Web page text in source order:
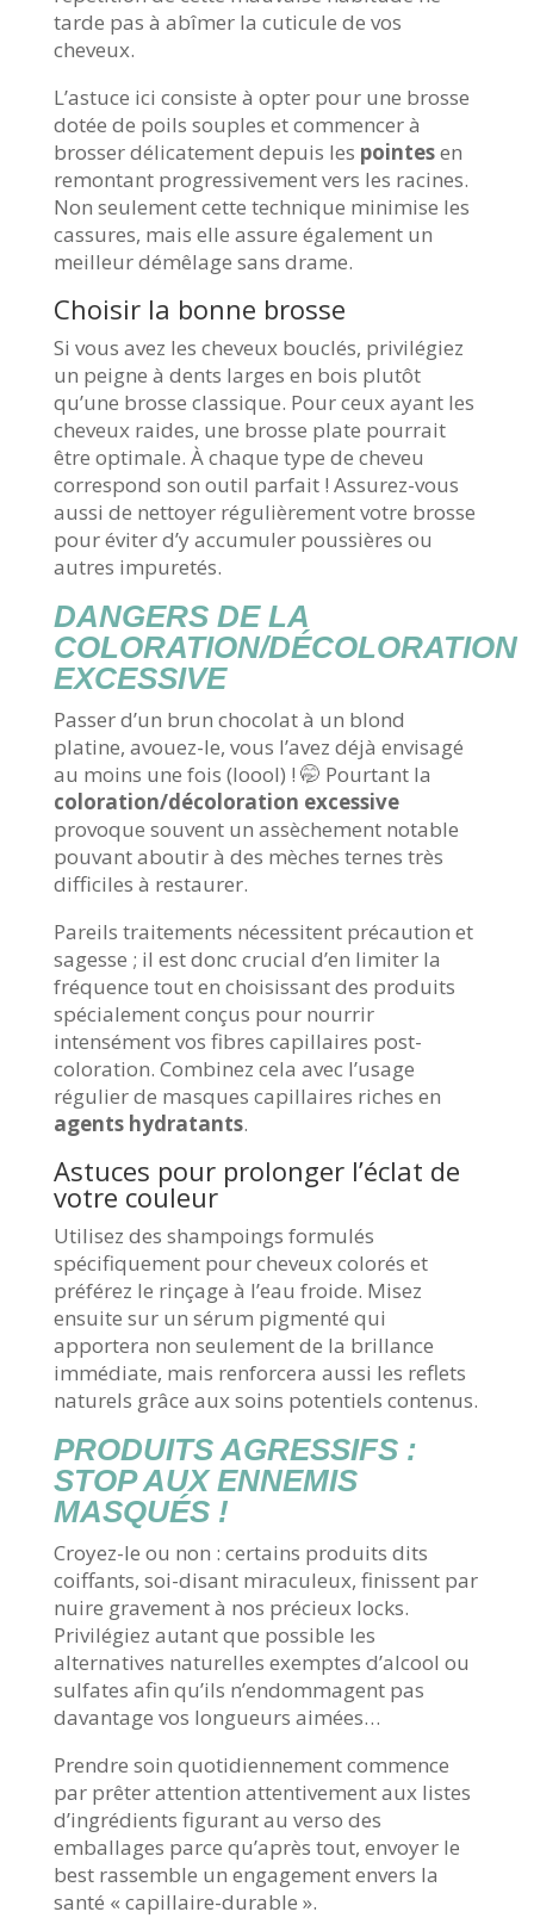
tarde pas à abîmer la cuticule de vos
cheveux.
L’astuce ici consiste à opter pour une brosse
dotée de poils souples et commencer à
brosser délicatement depuis les pointesen
remontant progressivement vers les racines.
Non seulement cette technique minimise les
cassures, mais elle assure également un
meilleur démêlage sans drame.
Choisir la bonne brosse
Si vous avez les cheveux bouclés, privilégiez
un peigne à dents larges en bois plutôt
qu’une brosse classique. Pour ceux ayant les
cheveux raides, une brosse plate pourrait
être optimale. À chaque type de cheveu
correspond son outil parfait ! Assurez-vous
aussi de nettoyer régulièrement votre brosse
pour éviter d’y accumuler poussières ou
autres impuretés.
DANGERS DE LA
COLORATION/DÉCOLORATION
EXCESSIVE
Passer d’un brun chocolat à un blond
platine, avouez-le, vous l’avez déjà envisagé
au moins une fois (loool) ! 🤭 Pourtant la
coloration/décoloration excessive
provoque souvent un assèchement notable
pouvant aboutir à des mèches ternes très
difficiles à restaurer.
Pareils traitements nécessitent précaution et
sagesse ; il est donc crucial d’en limiter la
fréquence tout en choisissant des produits
spécialement conçus pour nourrir
intensément vos fibres capillaires post-
coloration. Combinez cela avec l’usage
régulier de masques capillaires riches en
agents hydratants.
Astuces pour prolonger l’éclat de
votre couleur
Utilisez des shampoings formulés
spécifiquement pour cheveux colorés et
préférez le rinçage à l’eau froide. Misez
ensuite sur un sérum pigmenté qui
apportera non seulement de la brillance
immédiate, mais renforcera aussi les reflets
naturels grâce aux soins potentiels contenus.
PRODUITS AGRESSIFS :
STOP AUX ENNEMIS
MASQUÉS !
Croyez-le ou non : certains produits dits
coiffants, soi-disant miraculeux, finissent par
nuire gravement à nos précieux locks.
Privilégiez autant que possible les
alternatives naturelles exemptes d’alcool ou
sulfates afin qu’ils n’endommagent pas
davantage vos longueurs aimées…
Prendre soin quotidiennement commence
par prêter attention attentivement aux listes
d’ingrédients figurant au verso des
emballages parce qu’après tout, envoyer le
best rassemble un engagement envers la
santé « capillaire-durable ».